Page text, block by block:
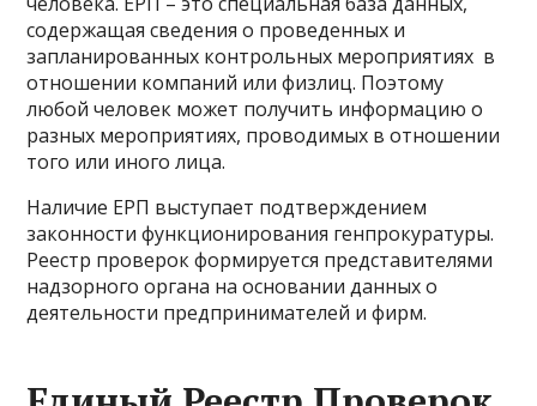
содержащая сведения о проведенных и
запланированных контрольных мероприятиях в
отношении компаний или физлиц. Поэтому
любой человек может получить информацию о
разных мероприятиях, проводимых в отношении
того или иного лица.
Наличие ЕРП выступает подтверждением
законности функционирования генпрокуратуры.
Реестр проверок формируется представителями
надзорного органа на основании данных о
деятельности предпринимателей и фирм.